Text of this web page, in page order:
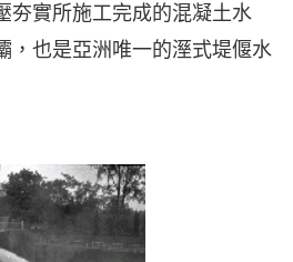
夯實所施工完成的混凝土水
，也是亞洲唯一的溼式堤偃水